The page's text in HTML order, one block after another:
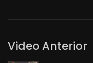
Video Anterior